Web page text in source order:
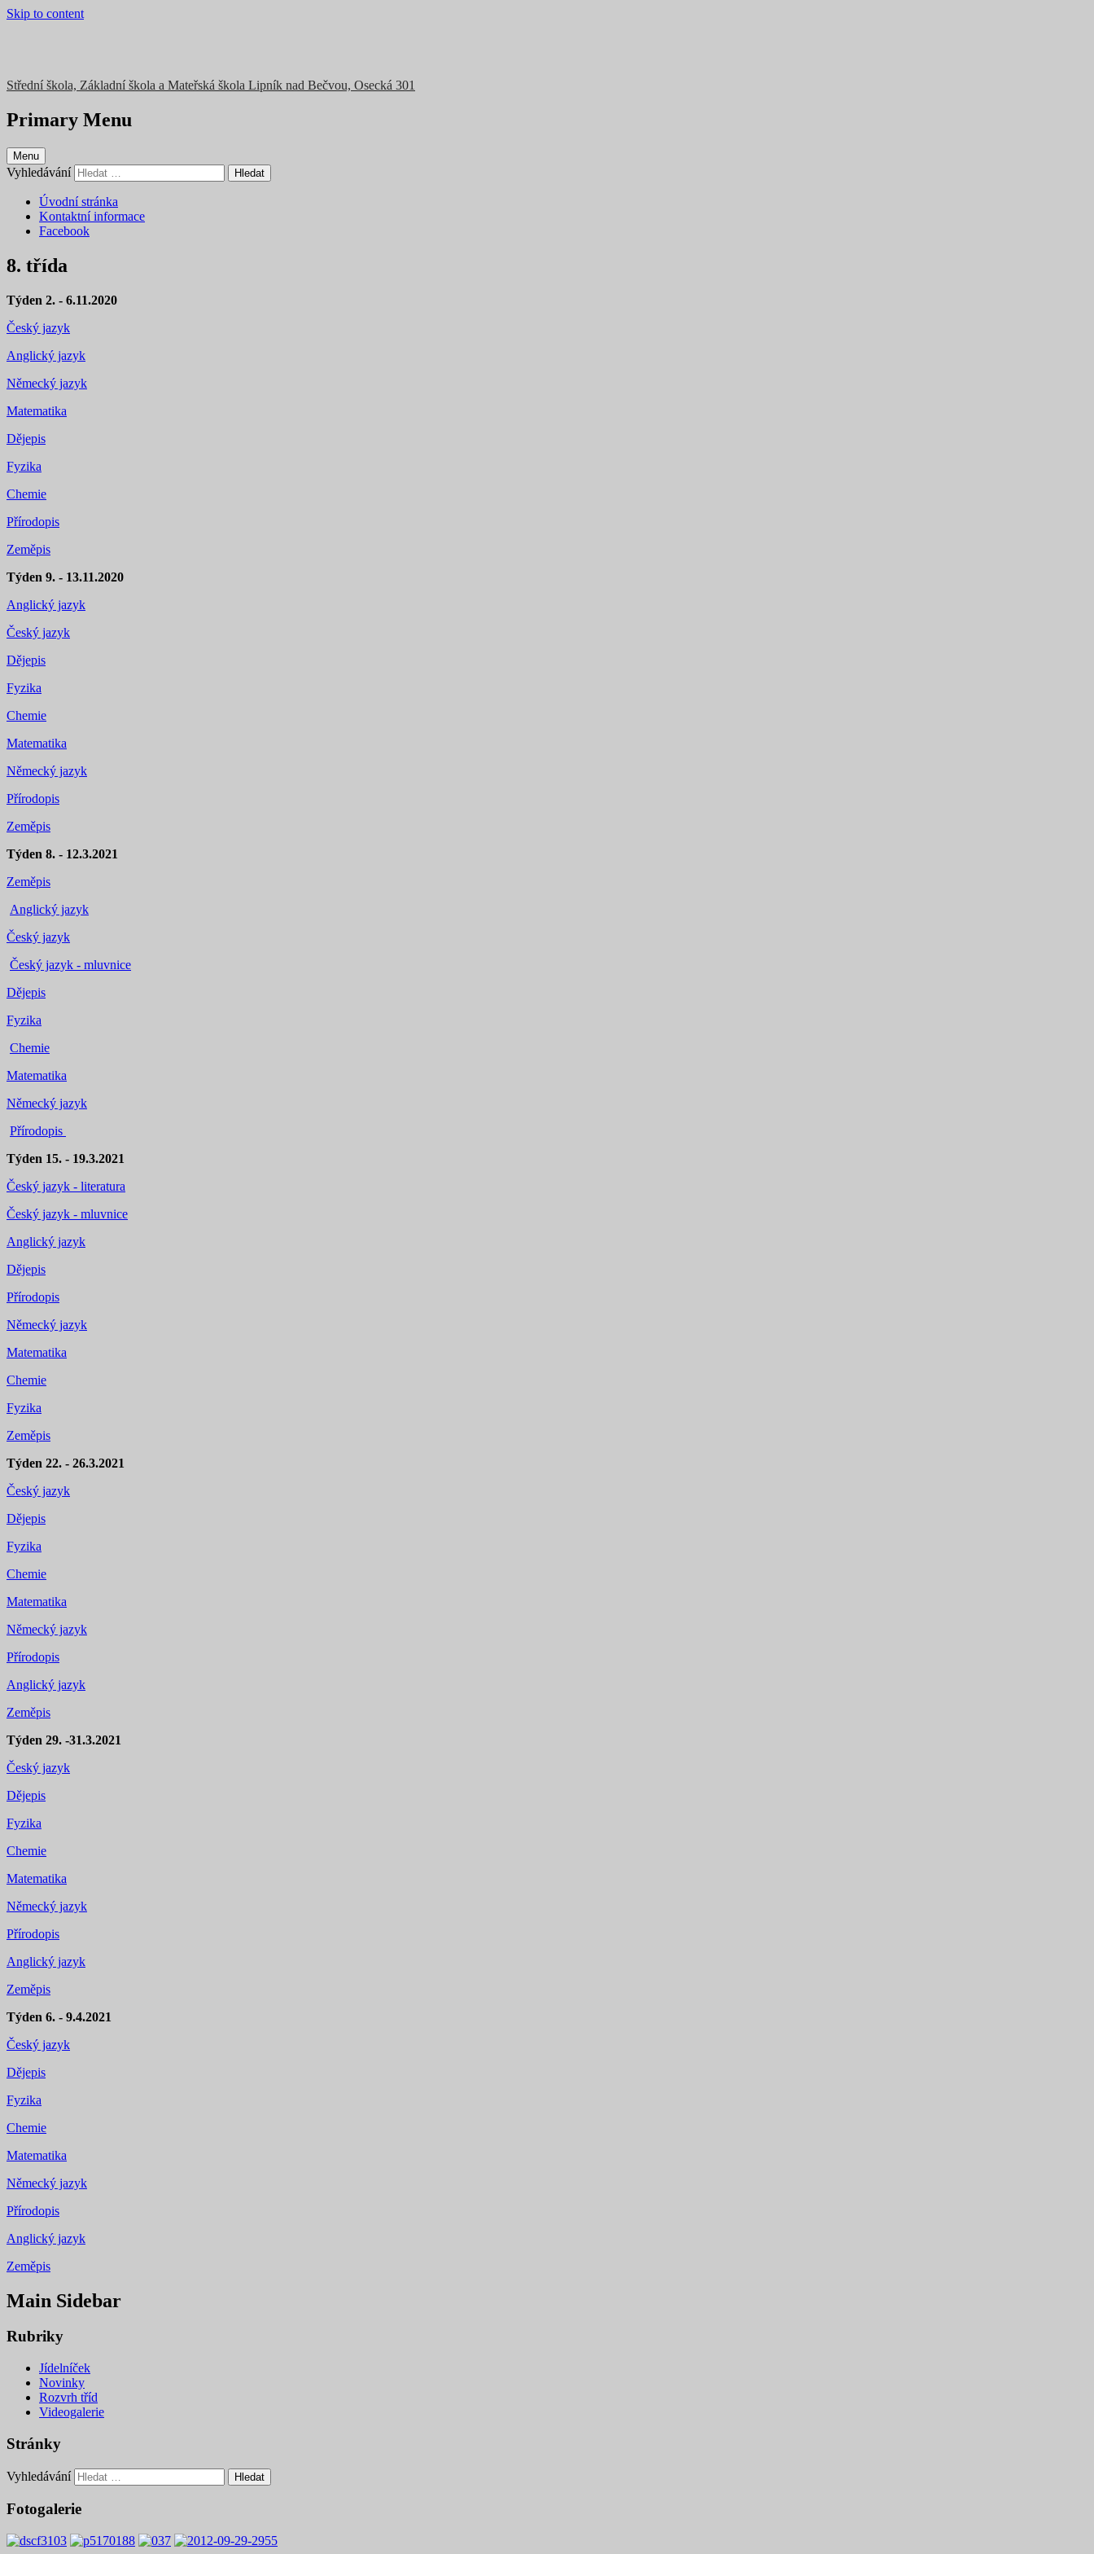
Skip to content
Střední škola, Základní škola a Mateřská škola Lipník nad Bečvou, Osecká 301
Primary Menu
Menu
Vyhledávání
Úvodní stránka
Kontaktní informace
Facebook
8. třída
Týden 2. - 6.11.2020
Český jazyk
Anglický jazyk
Německý jazyk
Matematika
Dějepis
Fyzika
Chemie
Přírodopis
Zeměpis
Týden 9. - 13.11.2020
Anglický jazyk
Český jazyk
Dějepis
Fyzika
Chemie
Matematika
Německý jazyk
Přírodopis
Zeměpis
Týden 8. - 12.3.2021
Zeměpis
Anglický jazyk
Český jazyk
Český jazyk - mluvnice
Dějepis
Fyzika
Chemie
Matematika
Německý jazyk
Přírodopis
Týden 15. - 19.3.2021
Český jazyk - literatura
Český jazyk - mluvnice
Anglický jazyk
Dějepis
Přírodopis
Německý jazyk
Matematika
Chemie
Fyzika
Zeměpis
Týden 22. - 26.3.2021
Český jazyk
Dějepis
Fyzika
Chemie
Matematika
Německý jazyk
Přírodopis
Anglický jazyk
Zeměpis
Týden 29. -31.3.2021
Český jazyk
Dějepis
Fyzika
Chemie
Matematika
Německý jazyk
Přírodopis
Anglický jazyk
Zeměpis
Týden 6. - 9.4.2021
Český jazyk
Dějepis
Fyzika
Chemie
Matematika
Německý jazyk
Přírodopis
Anglický jazyk
Zeměpis
Main Sidebar
Rubriky
Jídelníček
Novinky
Rozvrh tříd
Videogalerie
Stránky
Vyhledávání
Fotogalerie